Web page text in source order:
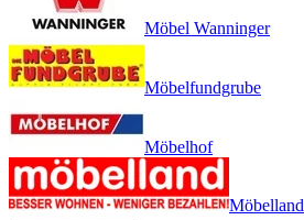
Möbel Wanninger
Möbelfundgrube
Möbelhof
Möbelland